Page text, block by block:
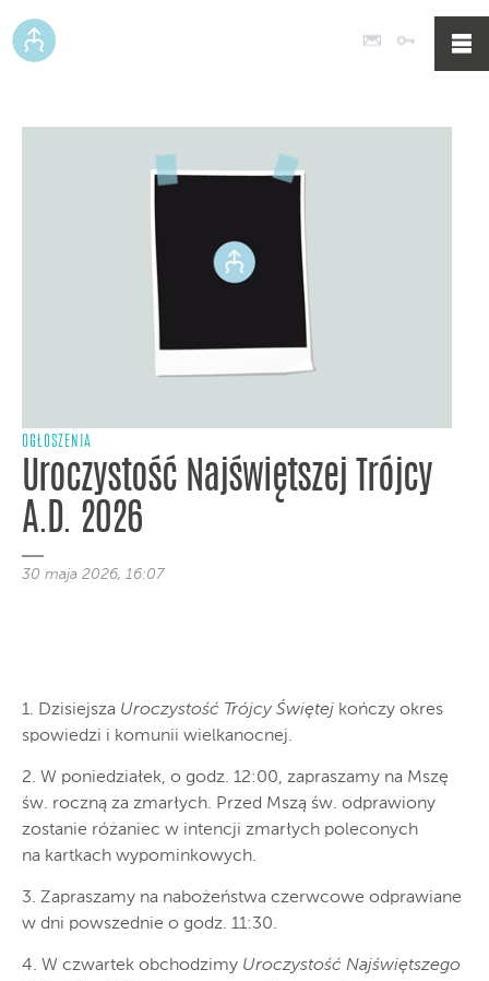
Poczta
OGŁOSZENIA
Uroczystość Najświętszej Trójcy
A.D. 2026
30 maja 2026, 16:07
1. Dzisiejsza Uroczystość Trójcy Świętej kończy okres
spowiedzi i komunii wielkanocnej.
2. W poniedziałek, o godz. 12:00, zapraszamy na Mszę
św. roczną za zmarłych. Przed Mszą św. odprawiony
zostanie różaniec w intencji zmarłych poleconych
na kartkach wypominkowych.
3. Zapraszamy na nabożeństwa czerwcowe odprawiane
w dni powszednie o godz. 11:30.
4. W czwartek obchodzimy Uroczystość Najświętszego